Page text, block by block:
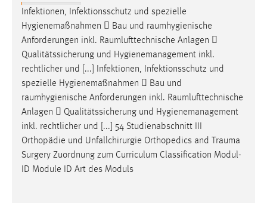
Infektionen, Infektionsschutz und spezielle
Hygienemaßnahmen  Bau und raumhygienische
Anforderungen inkl. Raumlufttechnische Anlagen 
Qualitätssicherung und Hygienemanagement inkl.
rechtlicher und [...] Infektionen, Infektionsschutz und
spezielle Hygienemaßnahmen  Bau und
raumhygienische Anforderungen inkl. Raumlufttechnische
Anlagen  Qualitätssicherung und Hygienemanagement
inkl. rechtlicher und [...] 54 Studienabschnitt III
Orthopädie und Unfallchirurgie Orthopedics and
Trauma
Surgery Zuordnung zum Curriculum Classification Modul-
ID Module ID Art des Moduls